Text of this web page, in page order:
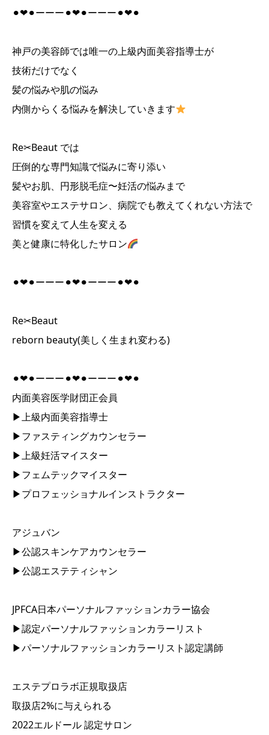
⚫︎❤︎⚫︎ーーー⚫︎❤︎⚫︎ーーー⚫︎❤︎⚫︎
神戸の美容師では唯一の上級内面美容指導士が
技術だけでなく
髪の悩みや肌の悩み
内側からくる悩みを解決していきます
Re✂︎Beaut では
圧倒的な専門知識で悩みに寄り添い
髪やお肌、円形脱毛症〜妊活の悩みまで
美容室やエステサロン、病院でも教えてくれない方法で
習慣を変えて人生を変える
美と健康に特化したサロン
⚫︎❤︎⚫︎ーーー⚫︎❤︎⚫︎ーーー⚫︎❤︎⚫︎
Re✂︎Beaut
reborn beauty(美しく生まれ変わる)
⚫︎❤︎⚫︎ーーー⚫︎❤︎⚫︎ーーー⚫︎❤︎⚫︎
内面美容医学財団正会員
▶︎上級内面美容指導士
▶︎ファスティングカウンセラー
▶︎上級妊活マイスター
▶︎フェムテックマイスター
▶︎プロフェッショナルインストラクター
アジュバン
▶︎公認スキンケアカウンセラー
▶︎公認エステティシャン
JPFCA日本パーソナルファッションカラー協会
▶︎認定パーソナルファッションカラーリスト
▶︎パーソナルファッションカラーリスト認定講師
エステプロラボ正規取扱店
取扱店2%に与えられる
2022エルドール 認定サロン